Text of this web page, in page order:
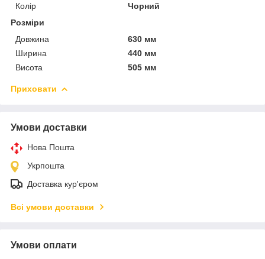
Колір
Чорний
Розміри
Довжина
630 мм
Ширина
440 мм
Висота
505 мм
Приховати
Умови доставки
Нова Пошта
Укрпошта
Доставка кур'єром
Всі умови доставки
Умови оплати